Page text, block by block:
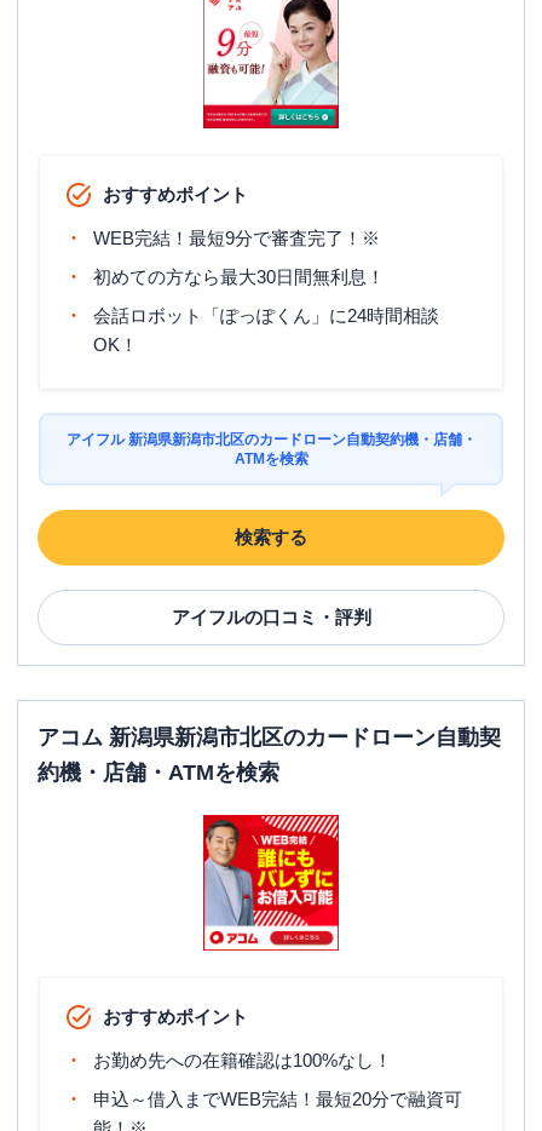
おすすめポイント
WEB完結！最短9分で審査完了！※
初めての方なら最大30日間無利息！
会話ロボット「ぽっぽくん」に24時間相談
OK！
アイフル 新潟県新潟市北区のカードローン自動契約機・店舗・
ATMを検索
検索する
アイフルの口コミ・評判
アコム 新潟県新潟市北区のカードローン自動契
約機・店舗・ATMを検索
おすすめポイント
お勤め先への在籍確認は100%なし！
申込～借入までWEB完結！最短20分で融資可